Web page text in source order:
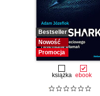
Bestseller
Nowość
Promocja
książka ebook